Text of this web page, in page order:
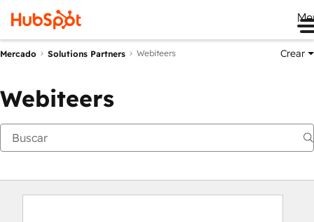
Mercado Solutions Partners Webiteers Crear
Webiteers